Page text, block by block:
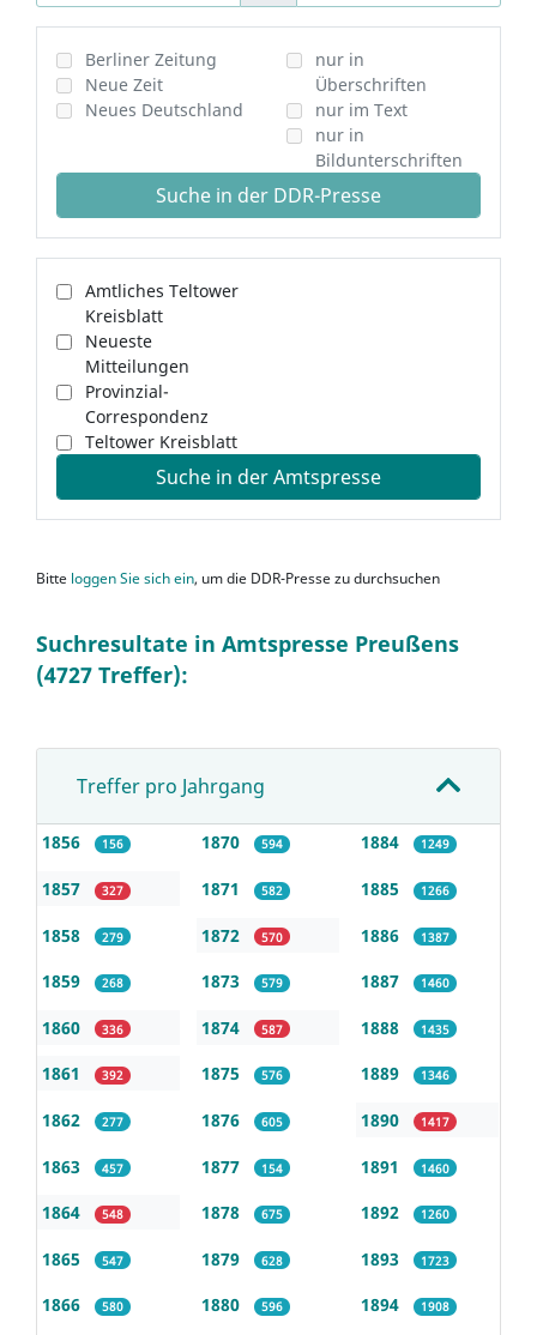
Berliner Zeitung
Neue Zeit
Neues Deutschland
nur in
Überschriften
nur im Text
nur in
Bildunterschriften
Suche in der DDR-Presse
Amtliches Teltower
Kreisblatt
Neueste
Mitteilungen
Provinzial-
Correspondenz
Teltower Kreisblatt
Suche in der Amtspresse
Bitte loggen Sie sich ein, um die DDR-Presse zu durchsuchen
Suchresultate in Amtspresse Preußens
(4727 Treffer):
Treffer pro Jahrgang
1856 156
1857 327
1858 279
1859 268
1860 336
1861 392
1862 277
1863 457
1864 548
1865 547
1866 580
1870 594
1871 582
1872 570
1873 579
1874 587
1875 576
1876 605
1877 154
1878 675
1879 628
1880 596
1884 1249
1885 1266
1886 1387
1887 1460
1888 1435
1889 1346
1890 1417
1891 1460
1892 1260
1893 1723
1894 1908